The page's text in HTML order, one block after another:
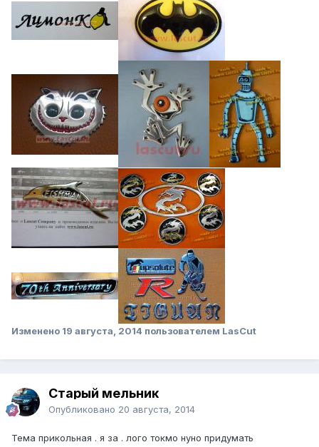
Изменено 19 августа, 2014 пользователем LasCut
Старый мельник
Опубликовано 20 августа, 2014
Тема прикольная . я за . лого токмо нуно придумать